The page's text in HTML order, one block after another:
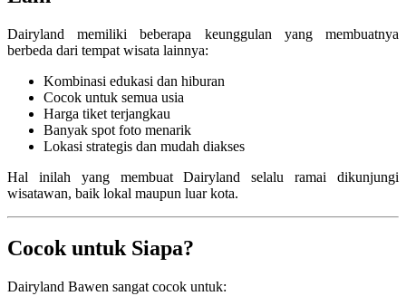
Dairyland memiliki beberapa keunggulan yang membuatnya
berbeda dari tempat wisata lainnya:
Kombinasi edukasi dan hiburan
Cocok untuk semua usia
Harga tiket terjangkau
Banyak spot foto menarik
Lokasi strategis dan mudah diakses
Hal inilah yang membuat Dairyland selalu ramai dikunjungi
wisatawan, baik lokal maupun luar kota.
Cocok untuk Siapa?
Dairyland Bawen sangat cocok untuk: